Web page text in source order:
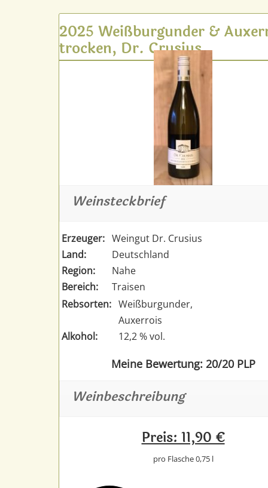
2025 Weißburgunder &
trocken, Dr. Crusius
Weinsteckbrief
Erzeuger: Weingut Dr. Crusius
Land:
Deutschland
Region:
Nahe
Bereich:
Traisen
Rebsorten: Weißburgunder,
Auxerrois
Alkohol:
12,2 % vol.
Meine Bewertung: 20/20 PLP
Weinbeschreibung
Preis: 11,90 €
pro Flasche 0,75 l